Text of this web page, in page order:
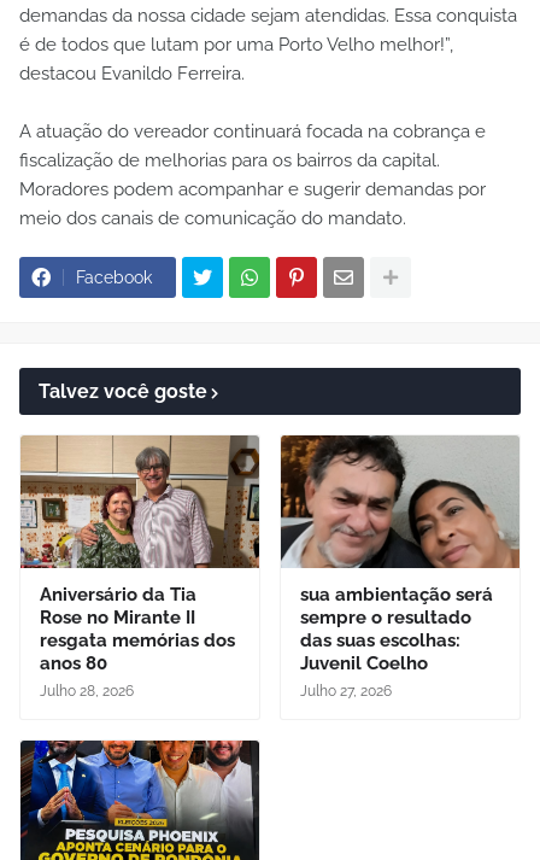
demandas da nossa cidade sejam atendidas. Essa conquista
é de todos que lutam por uma Porto Velho melhor!”,
destacou Evanildo Ferreira.
A atuação do vereador continuará focada na cobrança e
fiscalização de melhorias para os bairros da capital.
Moradores podem acompanhar e sugerir demandas por
meio dos canais de comunicação do mandato.
Facebook
Talvez você goste
Aniversário da Tia
Rose no Mirante II
resgata memórias dos
anos 80
Julho 28, 2026
sua ambientação será
sempre o resultado
das suas escolhas:
Juvenil Coelho
Julho 27, 2026